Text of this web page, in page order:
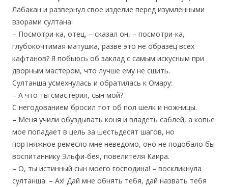
Лабакан и развернул свое изделие перед изумленными
взорами султана.
– Посмотри-ка, отец, – сказал он, – посмотри-ка,
глубокочтимая матушка, разве это не образец всех
кафтанов? Я побьюсь об заклад с самым искусным при
дворным мастером, что лучше ему не сшить.
Султанша усмехнулась и обратилась к Омару:
– А что ты смастерил, сын мой?
С негодованием бросил тот об пол шелк и ножницы.
– Меня учили обуздывать коня и владеть саблей, а копье
мое попадает в цель за шестьдесят шагов, но
портняжное ремесло мне неведомо, оно не подобало бы
воспитаннику Эльфи-бея, повелителя Каира.
– О, ты истинный сын моего господина! – воскликнула
султанша. – Ах! Дай мне обнять тебя, дай назвать тебя